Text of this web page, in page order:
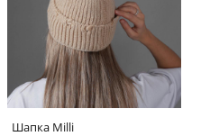
Шапка Milli